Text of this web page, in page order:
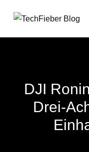
DJI
Drei-